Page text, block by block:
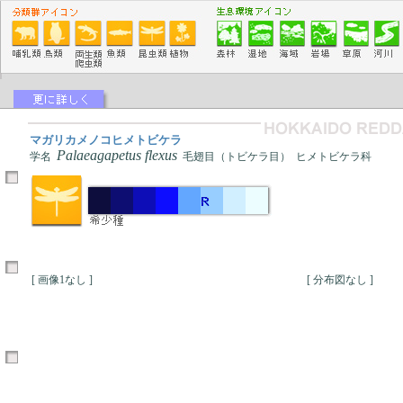
マガリカメノコヒメトビケラ
学名 Palaeagapetus flexus 毛翅目（トビケラ目） ヒメトビケラ科
[ 画像1なし ] [ 分布図なし ]